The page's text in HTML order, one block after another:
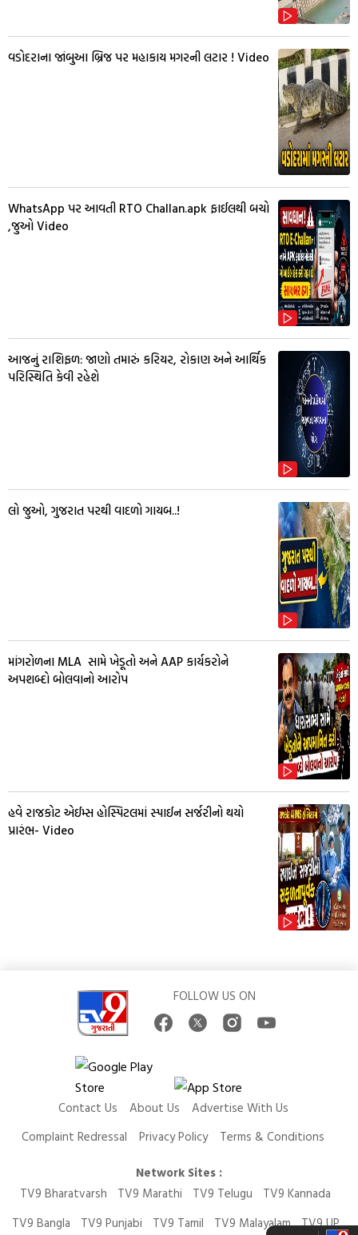
વડોદરાના જાંબુઆ બ્રિજ પર મહાકાય મગરની લટાર ! Video
WhatsApp પર આવતી RTO Challan.apk ફાઈલથી બચો
,જુઓ Video
આજનું રાશિફળ: જાણો તમારું કરિયર, રોકાણ અને આર્થિક
પરિસ્થિતિ કેવી રહેશે
લો જુઓ, ગુજરાત પરથી વાદળો ગાયબ..!
માંગરોળના MLA સામે ખેડૂતો અને AAP કાર્યકરોને
અપશબ્દો બોલવાનો આરોપ
હવે રાજકોટ એઈમ્સ હોસ્પિટલમાં સ્પાઈન સર્જરીનો થયો
પ્રારંભ- Video
FOLLOW US ON
Contact Us About Us
Advertise With Us
Complaint Redressal
Privacy Policy
Terms & Conditions
Network Sites :
TV9 Bharatvarsh
TV9 Marathi TV9 Telugu
TV9 Kannada
TV9 Bangla
TV9 Punjabi TV9 Tamil TV9 Malayalam TV9 UP